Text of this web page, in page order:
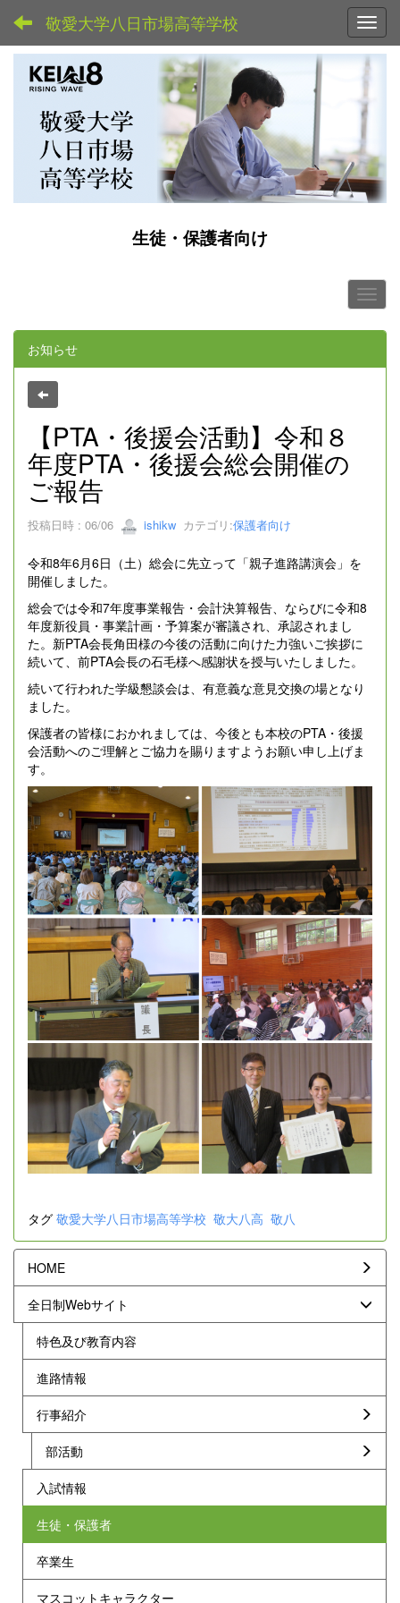
敬愛大学八日市場高等学校
生徒・保護者向け
お知らせ
【PTA・後援会活動】令和８
年度PTA・後援会総会開催の
ご報告
投稿日時 : 06/06 ishikw カテゴリ:保護者向け
令和8年6月6日（土）総会に先立って「親子進路講演会」を
開催しました。
総会では令和7年度事業報告・会計決算報告、ならびに令和8
年度新役員・事業計画・予算案が審議され、承認されまし
た。新PTA会長角田様の今後の活動に向けた力強いご挨拶に
続いて、前PTA会長の石毛様へ感謝状を授与いたしました。
続いて行われた学級懇談会は、有意義な意見交換の場となり
ました。
保護者の皆様におかれましては、今後とも本校のPTA・後援
会活動へのご理解とご協力を賜りますようお願い申し上げま
す。
タグ 敬愛大学八日市場高等学校 敬大八高 敬八
HOME
全日制Webサイト
特色及び教育内容
進路情報
行事紹介
部活動
入試情報
生徒・保護者
卒業生
マスコットキャラクター